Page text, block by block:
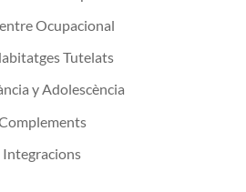
Ocupacional
Tutelats
y Adolescència
Integracions